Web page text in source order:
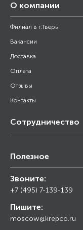
О компании
Филиал в г.Тверь
Вакансии
Доставка
Оплата
Отзывы
Контакты
Сотрудничество
Снабжение строительства
Торговым организациям
Полезное
Калькулятор
Прайс лист
Ответы на вопросы
Блог
Звоните:
+7 (495) 7-139-139
Пишите:
moscow@krepco.ru